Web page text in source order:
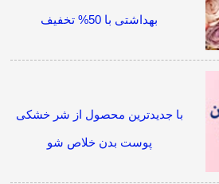
بهداشتی با 50% تخفیف
با جدیدترین محصول از شر خشکی
پوست بدن خلاص شو